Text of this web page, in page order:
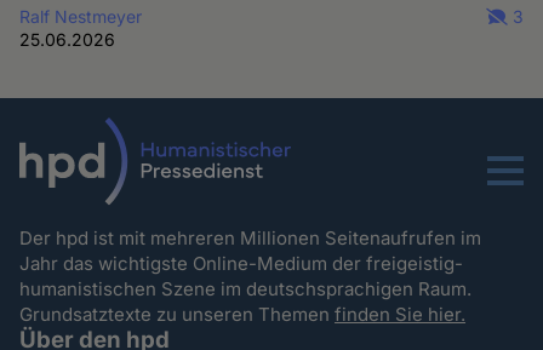
Ralf Nestmeyer
25.06.2026
3
Menu
Der hpd ist mit mehreren Millionen Seitenaufrufen im
Jahr das wichtigste Online-Medium der freigeistig-
humanistischen Szene im deutschsprachigen Raum.
Grundsatztexte zu unseren Themenfinden Sie hier.
Über den hpd